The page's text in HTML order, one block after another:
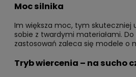
Moc silnika
Im większa moc, tym skuteczniej
sobie z twardymi materiałami.
zastosowań zaleca się modele o
Tryb wiercenia – na sucho